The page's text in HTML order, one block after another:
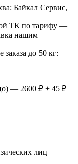
Байкал Сервис,
ТК по тарифу —
нашим
до 50 кг:
— 2600 ₽ + 45 ₽
лиц